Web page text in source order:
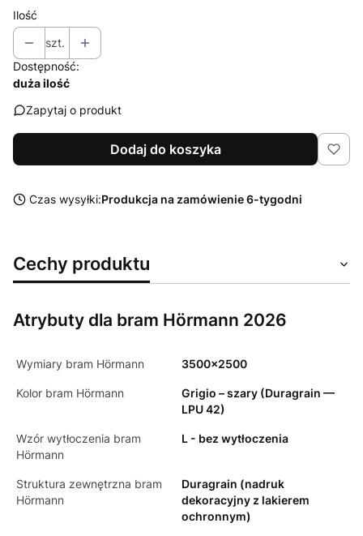
Ilość
szt.
Dostępność:
duża ilość
Zapytaj o produkt
Dodaj do koszyka
Czas wysyłki:Produkcja na zamówienie 6-tygodni
Cechy produktu
Atrybuty dla bram Hörmann 2026
Wymiary bram Hörmann 3500x2500
Kolor bram Hörmann
Grigio – szary (Duragrain —
LPU 42)
Wzór wytłoczenia bram
Hörmann
L - bez wytłoczenia
Struktura zewnętrzna bram
Hörmann
Duragrain (nadruk
dekoracyjny z lakierem
ochronnym)